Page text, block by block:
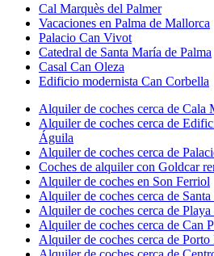
Cal Marquès del Palmer
Vacaciones en Palma de Mallorca
Palacio Can Vivot
Catedral de Santa María de Palma
Casal Can Oleza
Edificio modernista Can Corbella
Alquiler de coches cerca de Cala
Alquiler de coches cerca de
Águila
Alquiler de coches cerca de
Coches de alquiler con Goldcar
Alquiler de coches en Son Ferriol
Alquiler de coches cerca de Santa
Alquiler de coches cerca de
Alquiler de coches cerca de Can
Alquiler de coches cerca de